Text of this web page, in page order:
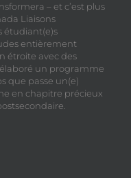
– et c’est plus
Liaisons
étudiant(e)s
entièrement
étroite avec des
un programme
que passe un(e)
en chapitre précieux